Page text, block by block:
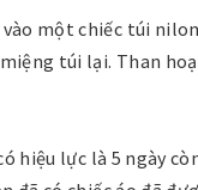
vào một chiếc túi
túi lại. Than
hiệu lực là 5 ngày